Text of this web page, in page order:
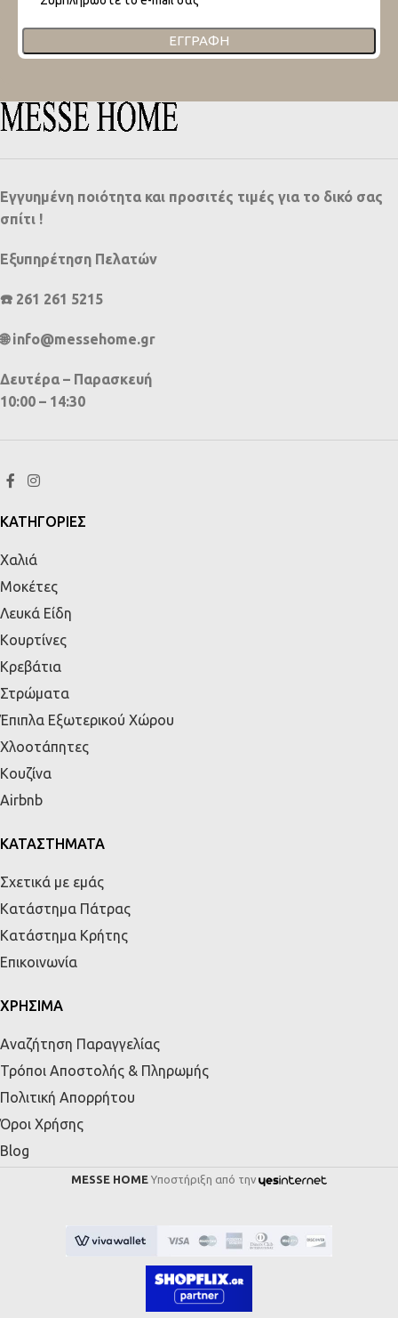
ΕΓΓΡΑΦΉ
Εγγυημένη ποιότητα και προσιτές τιμές για το δικό σας
σπίτι !
Εξυπηρέτηση Πελατών
☎️ 261 261 5215
🌐 info@messehome.gr
Δευτέρα – Παρασκευή
10:00 – 14:30
ΚΑΤΗΓΟΡΙΕΣ
Χαλιά
Μοκέτες
Λευκά Είδη
Κουρτίνες
Κρεβάτια
Στρώματα
Έπιπλα Εξωτερικού Χώρου
Χλοοτάπητες
Κουζίνα
Airbnb
ΚΑΤΑΣΤΗΜΑΤΑ
Σχετικά με εμάς
Κατάστημα Πάτρας
Κατάστημα Κρήτης
Επικοινωνία
ΧΡΗΣΙΜΑ
Αναζήτηση Παραγγελίας
Τρόποι Αποστολής & Πληρωμής
Πολιτική Απορρήτου
Όροι Χρήσης
Blog
MESSE HOME Υποστήριξη από την